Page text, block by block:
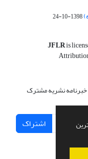
1398-10-24
JFLRis
خبرنامه نشریه مشترک
اشتراک